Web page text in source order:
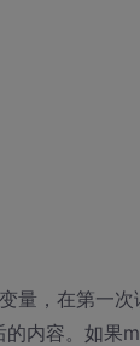
量，在第一
内容。如